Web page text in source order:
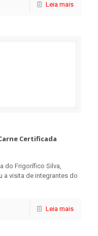
Leia mais
Certificada
do Frigorífico Silva,
a visita de integrantes do
Leia mais